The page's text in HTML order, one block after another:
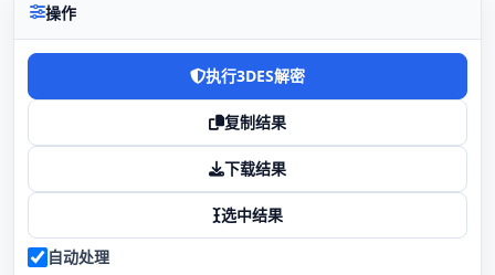
操作
执行3DES解密
复制结果
下载结果
选中结果
自动处理